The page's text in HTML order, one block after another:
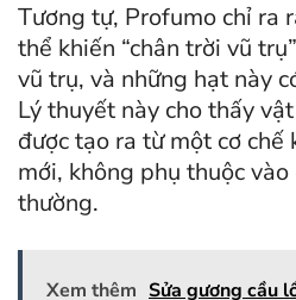
Tương tự, Profumo chỉ ra
thể khiến “chân trời vũ
vũ trụ, và những hạt này
Lý thuyết này cho thấy
được tạo ra từ một cơ chế
mới, không phụ thuộc
thường.
Xem thêm Sửa gương cầu